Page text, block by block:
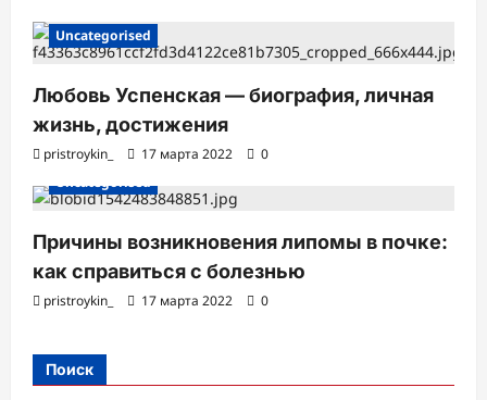
Uncategorised
Любовь Успенская — биография, личная
жизнь, достижения
pristroykin_ 17 марта 2022
0
Uncategorised
Причины возникновения липомы в почке:
как справиться с болезнью
pristroykin_ 17 марта 2022 0
Поиск